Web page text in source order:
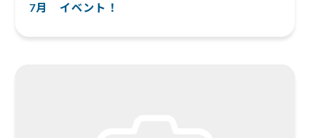
7月 イベント！